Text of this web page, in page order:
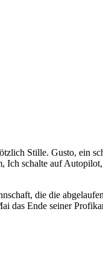
Stille. Gusto, ein
schalte auf
die die
das Ende seiner